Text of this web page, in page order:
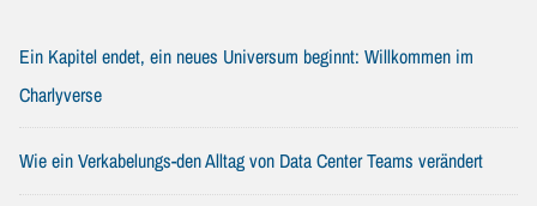
Ein Kapitel endet, ein neues Universum beginnt: Willkommen im
Charlyverse
Wie ein Verkabelungs-den Alltag von Data Center Teams verändert